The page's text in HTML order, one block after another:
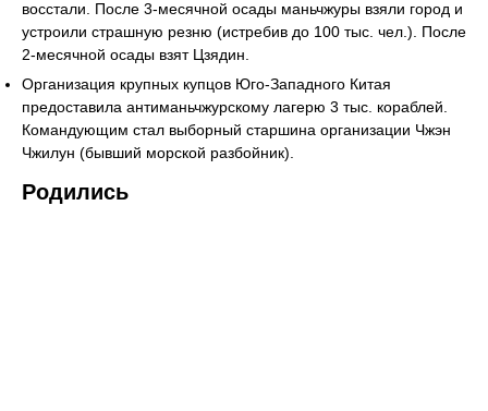
восстали. После 3-месячной осады маньчжуры взяли город и
устроили страшную резню (истребив до 100 тыс. чел.). После
2-месячной осады взят Цзядин.
Организация крупных купцов Юго-Западного Китая
предоставила антиманьчжурскому лагерю 3 тыс. кораблей.
Командующим стал выборный старшина организации Чжэн
Чжилун (бывший морской разбойник).
Родились